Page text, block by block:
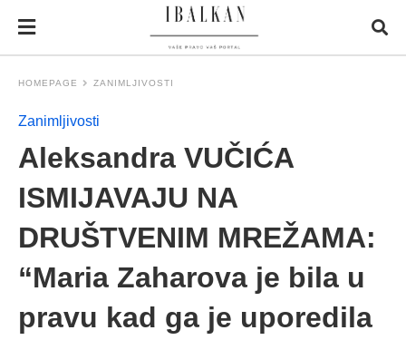
HOMEPAGE ZANIMLJIVOSTI
Zanimljivosti
Aleksandra VUČIĆA
ISMIJAVAJU NA
DRUŠTVENIM MREŽAMA:
“Maria Zaharova je bila u
pravu kad ga je uporedila